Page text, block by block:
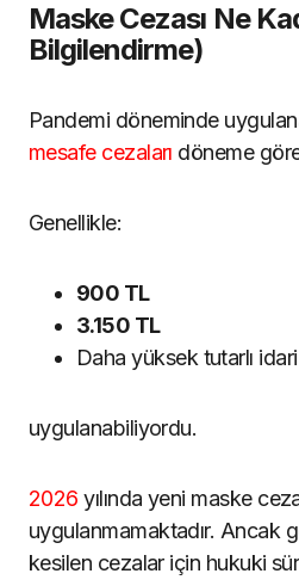
Maske Cezası Ne
Bilgilendirme)
Pandemi döneminde
mesafe cezaları döneme
Genellikle:
900 TL
3.150 TL
Daha yüksek tutarlı
uygulanabiliyordu.
2026 yılında yeni maske
uygulanmamaktadır. Ancak
kesilen cezalar için hukuki